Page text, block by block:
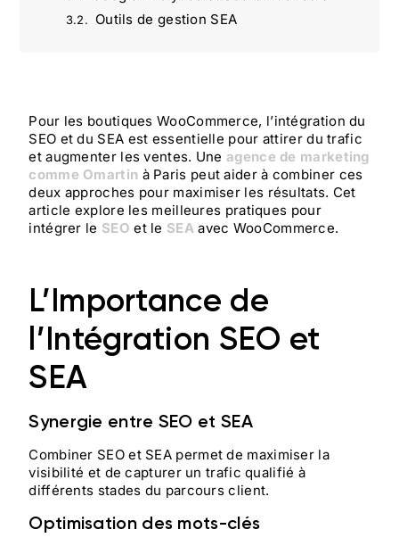
Pour les boutiques WooCommerce, l’intégration du
SEO et du SEA est essentielle pour attirer du trafic
et augmenter les ventes. Uneagence de marketing
comme Omartin à Paris peut aider à combiner ces
deux approches pour maximiser les résultats. Cet
article explore les meilleures pratiques pour
intégrer le SEO et le SEA avec WooCommerce.
L’Importance de
l’Intégration SEO et
SEA
Synergie entre SEO et SEA
Combiner SEO et SEA permet de maximiser la
visibilité et de capturer un trafic qualifié à
différents stades du parcours client.
Optimisation des mots-clés
Outils de gestion SEA
Créez du Contenu Viral sur les Réseaux Sociaux : Meilleures Pratiques et Stratégies | Agence Omartin
SEO alimenté par l’IA | Agence Omartin Marketing Paris
Améliorer le temps de chargement de votre site pour booster le SEO | Agence Omartin Marketing
Stratégies Marketing pour le Secteur Hôtellerie : Digital et Innovation | Agence Omartin Marketing